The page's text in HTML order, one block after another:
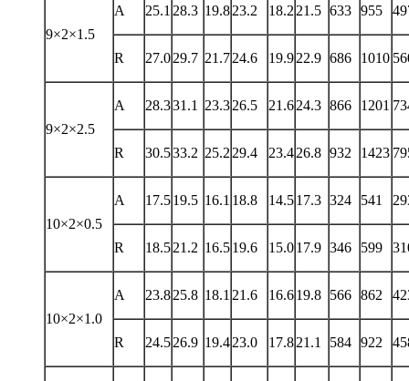
9×2×1.5
A 25.1 28.3 19.823.2 18.2 21.5 633 955
R 27.029.7 21.724.6 19.922.9 686 1010
9×2×2.5
A 28.331.1 23.326.5 21.624.3 866 1201
R 30.533.2 25.2 29.4 23.426.8 932 1423
10×2×0.5
A 17.519.5 16.1 18.8 14.517.3 324 541
R 18.521.2 16.519.6 15.017.9 346 599
10×2×1.0
A 23.825.8 18.1 21.6 16.619.8 566 862
R 24.526.9 19.423.0 17.821.1 584 922